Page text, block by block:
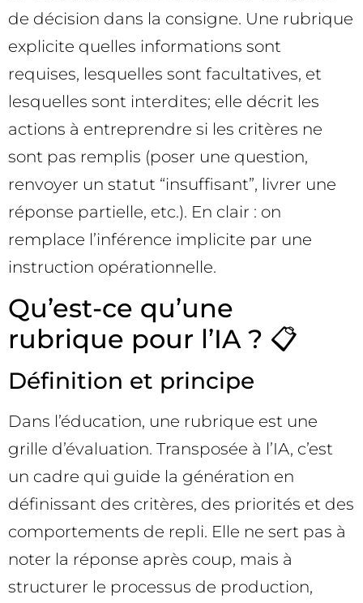
de décision dans la consigne. Une rubrique
explicite quelles informations sont
requises, lesquelles sont facultatives, et
lesquelles sont interdites; elle décrit les
actions à entreprendre si les critères ne
sont pas remplis (poser une question,
renvoyer un statut “insuffisant”, livrer une
réponse partielle, etc.). En clair : on
remplace l’inférence implicite par une
instruction opérationnelle.
Qu’est-ce qu’une
rubrique pour l’IA ? 📋
Définition et principe
Dans l’éducation, une rubrique est une
grille d’évaluation. Transposée à l’IA, c’est
un cadre qui guide la génération en
définissant des critères, des priorités et des
comportements de repli. Elle ne sert pas à
noter la réponse après coup, mais à
structurer le processus de production,